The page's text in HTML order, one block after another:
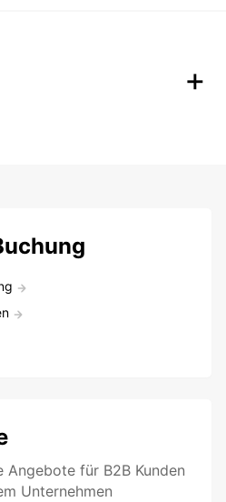
Angebote für B2B Kunden
Unternehmen